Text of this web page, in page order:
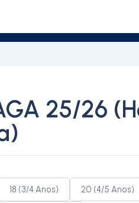
25/26
18 (3/4 Anos) 20 (4/5 Anos)